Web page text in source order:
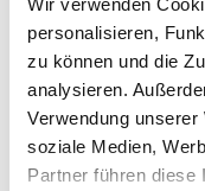
personalisieren,
zu können und die
analysieren.
Verwendung
soziale Medien,
Partner führen diese
dringenden
Sterbefälle, etc.)
Rufbereitschaft